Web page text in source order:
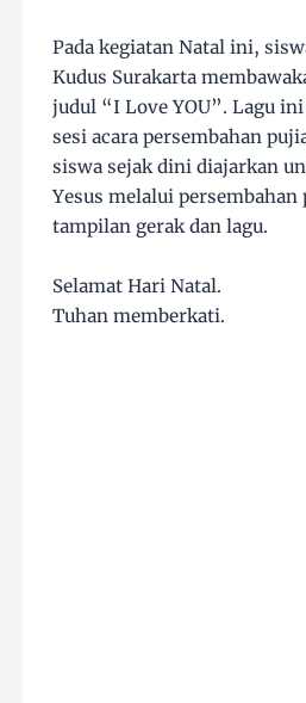
Pada kegiatan Natal ini,
Kudus Surakarta
judul “I Love YOU”. Lagu
sesi acara persembahan
siswa sejak dini diajarkan
Yesus melalui persembahan
tampilan gerak dan lagu.
Selamat Hari Natal.
Tuhan memberkati.